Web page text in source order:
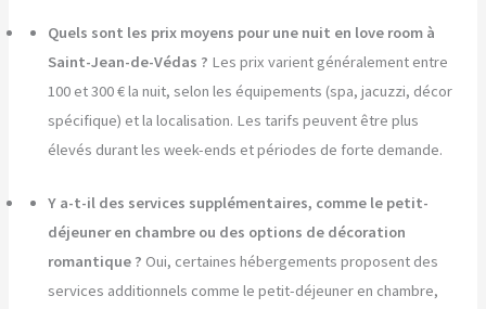
Quels sont les prix moyens pour une nuit en love room à
Saint-Jean-de-Védas ? Les prix varient généralement entre
100 et 300 € la nuit, selon les équipements (spa, jacuzzi, décor
spécifique) et la localisation. Les tarifs peuvent être plus
élevés durant les week-ends et périodes de forte demande.
Y a-t-il des services supplémentaires, comme le petit-
déjeuner en chambre ou des options de décoration
romantique ? Oui, certaines hébergements proposent des
services additionnels comme le petit-déjeuner en chambre,